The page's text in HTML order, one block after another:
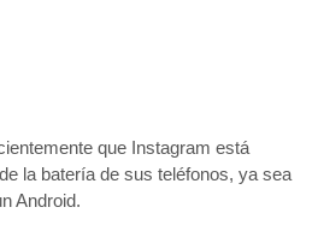
que Instagram está
la batería de sus teléfonos, ya sea
Android.